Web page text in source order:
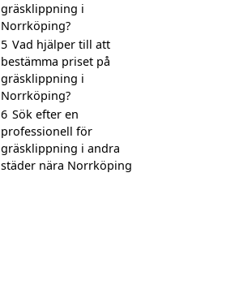
gräsklippning i
Norrköping?
5 Vad hjälper till att
bestämma priset på
gräsklippning i
Norrköping?
6 Sök efter en
professionell för
gräsklippning i andra
städer nära Norrköping